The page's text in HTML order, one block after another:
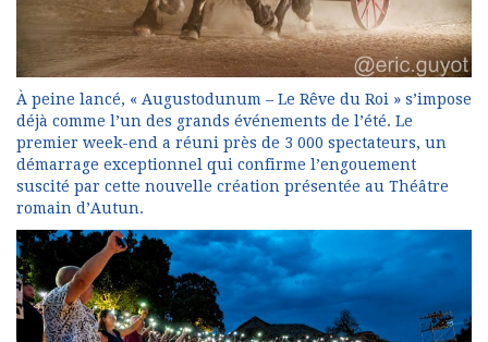
À peine lancé, « Augustodunum – Le Rêve du Roi » s’impose
déjà comme l’un des grands événements de l’été. Le
premier week-end a réuni près de 3 000 spectateurs, un
démarrage exceptionnel qui confirme l’engouement
suscité par cette nouvelle création présentée au Théâtre
romain d’Autun.